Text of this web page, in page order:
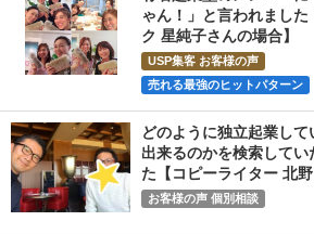
ゃん！」と言われました
ク 星純子さんの場合】
USP集客 お客様の声
売れる最強のヒットパターン
どのように独立起業し
出来るのかを検索してい
た【コピーライター 北野
お客様の声 個別相談